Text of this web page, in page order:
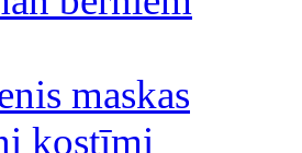
maskas
kostīmi